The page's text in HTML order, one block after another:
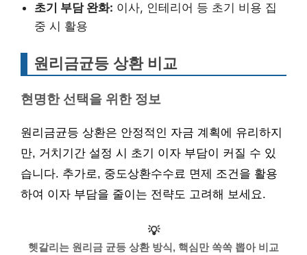
초기 부담 완화: 이사, 인테리어 등 초기 비용 집
중 시 활용
원리금균등 상환 비교
현명한 선택을 위한 정보
원리금균등 상환은 안정적인 자금 계획에 유리하지
만, 거치기간 설정 시 초기 이자 부담이 커질 수 있
습니다. 추가로, 중도상환수수료 면제 조건을 활용
하여 이자 부담을 줄이는 전략도 고려해 보세요.
💡
헷갈리는 원리금 균등 상환 방식, 핵심만 쏙쏙 뽑아 비교